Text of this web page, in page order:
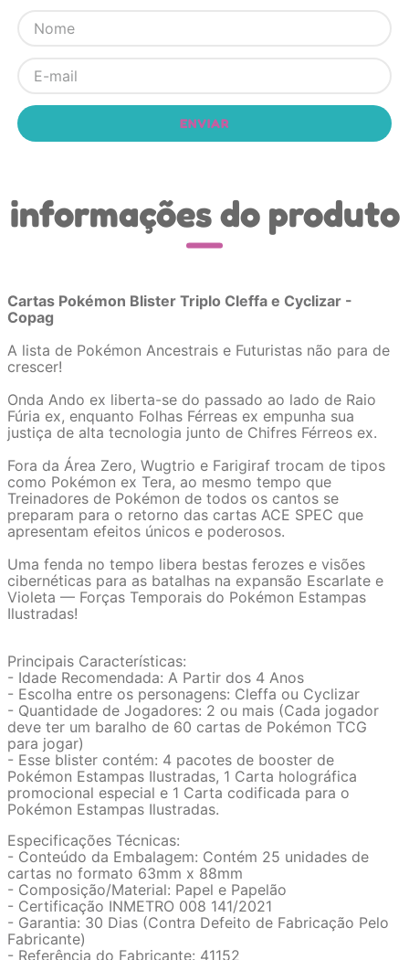
ENVIAR
informações do produto
Cartas Pokémon Blister Triplo Cleffa e Cyclizar -
Copag
A lista de Pokémon Ancestrais e Futuristas não para de
crescer!
Onda Ando ex liberta-se do passado ao lado de Raio
Fúria ex, enquanto Folhas Férreas ex empunha sua
justiça de alta tecnologia junto de Chifres Férreos ex.
Fora da Área Zero, Wugtrio e Farigiraf trocam de tipos
como Pokémon ex Tera, ao mesmo tempo que
Treinadores de Pokémon de todos os cantos se
preparam para o retorno das cartas ACE SPEC que
apresentam efeitos únicos e poderosos.
Uma fenda no tempo libera bestas ferozes e visões
cibernéticas para as batalhas na expansão Escarlate e
Violeta — Forças Temporais do Pokémon Estampas
Ilustradas!
Principais Características:
- Idade Recomendada: A Partir dos 4 Anos
- Escolha entre os personagens: Cleffa ou Cyclizar
- Quantidade de Jogadores: 2 ou mais (Cada jogador
deve ter um baralho de 60 cartas de Pokémon TCG
para jogar)
- Esse blister contém: 4 pacotes de booster de
Pokémon Estampas Ilustradas, 1 Carta holográfica
promocional especial e 1 Carta codificada para o
Pokémon Estampas Ilustradas.
Especificações Técnicas:
- Conteúdo da Embalagem: Contém 25 unidades de
cartas no formato 63mm x 88mm
- Composição/Material: Papel e Papelão
- Certificação INMETRO 008 141/2021
- Garantia: 30 Dias (Contra Defeito de Fabricação Pelo
Fabricante)
- Referência do Fabricante: 41152